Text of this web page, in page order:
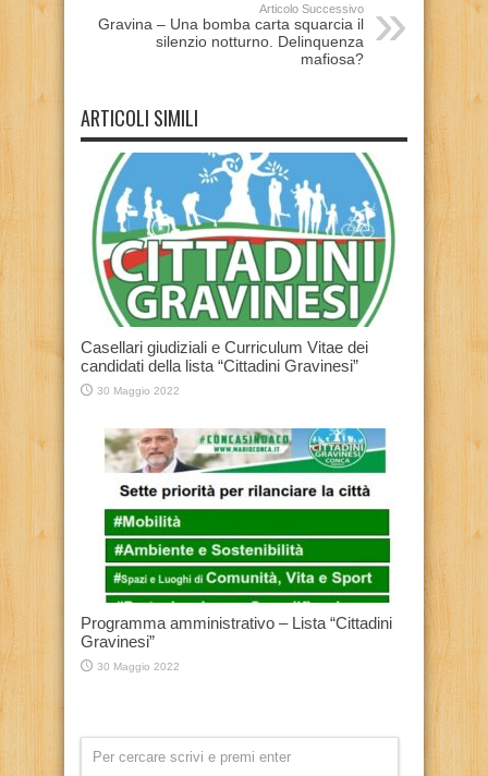
Articolo Successivo
Gravina – Una bomba carta squarcia il
silenzio notturno. Delinquenza
mafiosa?
ARTICOLI SIMILI
Casellari giudiziali e Curriculum Vitae dei
candidati della lista “Cittadini Gravinesi”
30 Maggio 2022
Programma amministrativo – Lista “Cittadini
Gravinesi”
30 Maggio 2022